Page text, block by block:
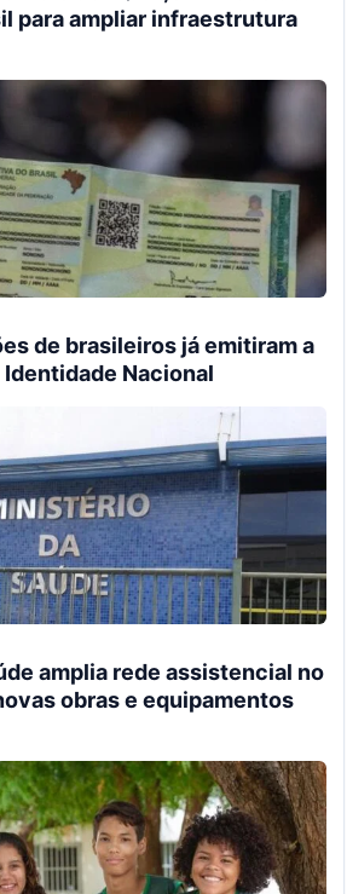
para ampliar infraestrutura
de brasileiros já emitiram a
Nacional
amplia rede assistencial no
obras e equipamentos